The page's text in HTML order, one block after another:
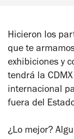
Hicieron los
que te
exhibiciones y
tendrá la
internacional
fuera del
¿Lo mejor?